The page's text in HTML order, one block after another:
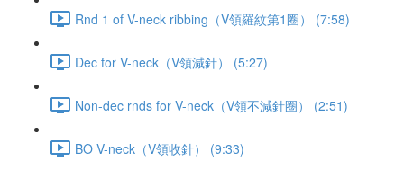
Rnd 1 of V-neck ribbing（V領羅紋第1圈） (7:58)
Dec for V-neck（V領減針） (5:27)
Non-dec rnds for V-neck（V領不減針圈） (2:51)
BO V-neck（V領收針） (9:33)